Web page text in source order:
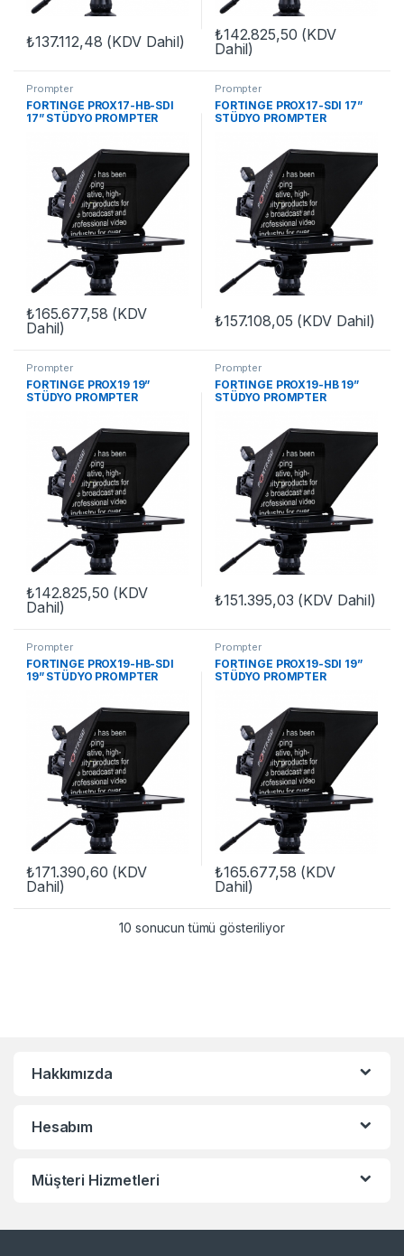
₺137.112,48 (KDV Dahil) ₺142.825,50 (KDV
Dahil)
Prompter
FORTINGE PROX17-HB-SDI
17” STÜDYO PROMPTER
₺165.677,58 (KDV
Dahil)
Prompter
FORTINGE PROX17-SDI 17”
STÜDYO PROMPTER
₺157.108,05 (KDV Dahil)
Prompter
FORTINGE PROX19 19”
STÜDYO PROMPTER
₺142.825,50 (KDV
Dahil)
Prompter
FORTINGE PROX19-HB 19”
STÜDYO PROMPTER
₺151.395,03 (KDV Dahil)
Prompter
FORTINGE PROX19-HB-SDI
19” STÜDYO PROMPTER
₺171.390,60 (KDV
Dahil)
Prompter
FORTINGE PROX19-SDI 19”
STÜDYO PROMPTER
₺165.677,58 (KDV
Dahil)
10 sonucun tümü gösteriliyor
Hakkımızda
Hesabım
Müşteri Hizmetleri